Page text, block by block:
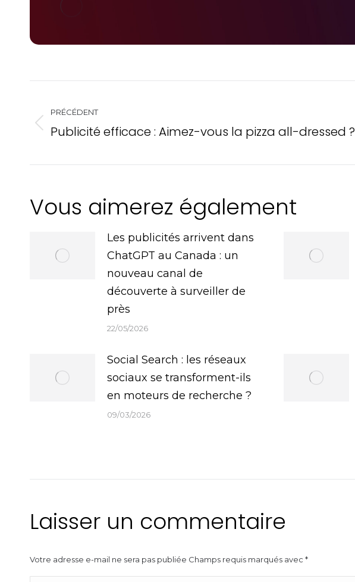
Navigation
de
commentaire
PRÉCÉDENT
Onglet
Publicité efficace : Aimez-vous la pizza all-dressed ?
Vous aimerez également
Les publicités arrivent dans
ChatGPT au Canada : un
nouveau canal de
découverte à surveiller de
près
22/05/2026
Social Search : les réseaux
sociaux se transforment-ils
en moteurs de recherche ?
09/03/2026
Laisser un commentaire
Votre adresse e-mail ne sera pas publiée Champs requis marqués avec *